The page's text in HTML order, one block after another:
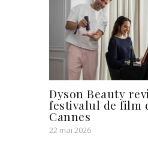
Dyson Beauty
festivalul de film
Cannes
22 mai 2026